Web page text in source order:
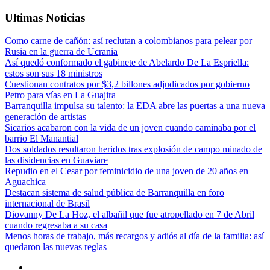
Ultimas Noticias
Como carne de cañón: así reclutan a colombianos para pelear por
Rusia en la guerra de Ucrania
Así quedó conformado el gabinete de Abelardo De La Espriella:
estos son sus 18 ministros
Cuestionan contratos por $3,2 billones adjudicados por gobierno
Petro para vías en La Guajira
Barranquilla impulsa su talento: la EDA abre las puertas a una nueva
generación de artistas
Sicarios acabaron con la vida de un joven cuando caminaba por el
barrio El Manantial
Dos soldados resultaron heridos tras explosión de campo minado de
las disidencias en Guaviare
Repudio en el Cesar por feminicidio de una joven de 20 años en
Aguachica
Destacan sistema de salud pública de Barranquilla en foro
internacional de Brasil
Diovanny De La Hoz, el albañil que fue atropellado en 7 de Abril
cuando regresaba a su casa
Menos horas de trabajo, más recargos y adiós al día de la familia: así
quedaron las nuevas reglas